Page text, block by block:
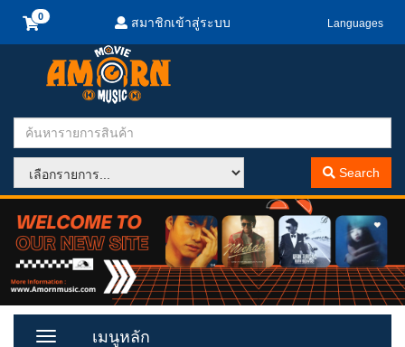
สมาชิกเข้าสู่ระบบ Languages
Search
Toggle
เมนูหลัก